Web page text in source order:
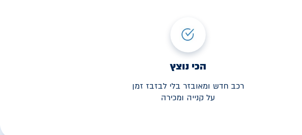
הכי נוצץ
רכב חדש ומאובזר בלי לבזבז זמן
על קנייה ומכירה
מחיר חודשי החל מ- 3,190